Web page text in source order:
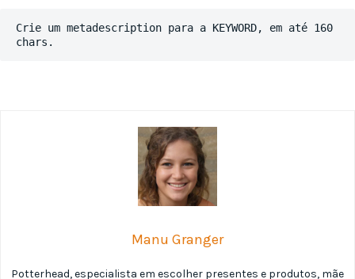
Crie um metadescription para a KEYWORD, em até 160
chars.
Manu Granger
Potterhead, especialista em escolher presentes e produtos, mãe